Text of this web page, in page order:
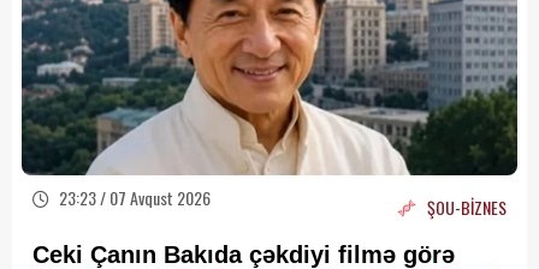
23:23 / 07 Avqust 2026 ŞOU-BİZNES
Ceki Çanın Bakıda çəkdiyi filmə görə